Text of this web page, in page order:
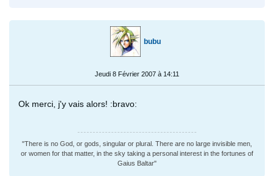
bubu
Jeudi 8 Février 2007 à 14:11
Ok merci, j'y vais alors! :bravo:
"There is no God, or gods, singular or plural. There are no large invisible men,
or women for that matter, in the sky taking a personal interest in the fortunes of
Gaius Baltar"